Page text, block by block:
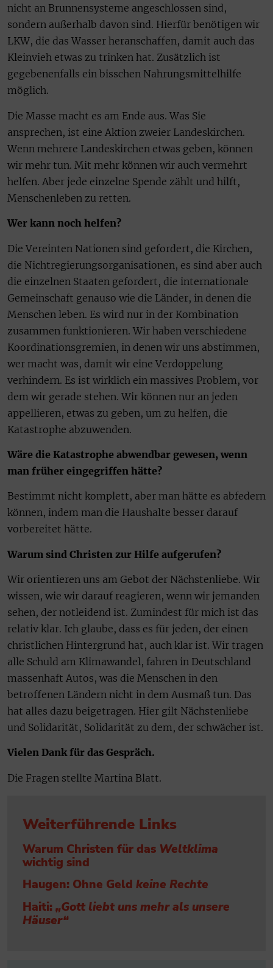
nicht an Brunnensysteme angeschlossen sind,
sondern außerhalb davon sind. Hierfür benötigen wir
LKW, die das Wasser heranschaffen, damit auch das
Kleinvieh etwas zu trinken hat. Zusätzlich ist
gegebenenfalls ein bisschen Nahrungsmittelhilfe
möglich.
Die Masse macht es am Ende aus. Was Sie
ansprechen, ist eine Aktion zweier Landeskirchen.
Wenn mehrere Landeskirchen etwas geben, können
wir mehr tun. Mit mehr können wir auch vermehrt
helfen. Aber jede einzelne Spende zählt und hilft,
Menschenleben zu retten.
Wer kann noch helfen?
Die Vereinten Nationen sind gefordert, die Kirchen,
die Nichtregierungsorganisationen, es sind aber auch
die einzelnen Staaten gefordert, die internationale
Gemeinschaft genauso wie die Länder, in denen die
Menschen leben. Es wird nur in der Kombination
zusammen funktionieren. Wir haben verschiedene
Koordinationsgremien, in denen wir uns abstimmen,
wer macht was, damit wir eine Verdoppelung
verhindern. Es ist wirklich ein massives Problem, vor
dem wir gerade stehen. Wir können nur an jeden
appellieren, etwas zu geben, um zu helfen, die
Katastrophe abzuwenden.
Wäre die Katastrophe abwendbar gewesen, wenn
man früher eingegriffen hätte?
Bestimmt nicht komplett, aber man hätte es abfedern
können, indem man die Haushalte besser darauf
vorbereitet hätte.
Warum sind Christen zur Hilfe aufgerufen?
Wir orientieren uns am Gebot der Nächstenliebe. Wir
wissen, wie wir darauf reagieren, wenn wir jemanden
sehen, der notleidend ist. Zumindest für mich ist das
relativ klar. Ich glaube, dass es für jeden, der einen
christlichen Hintergrund hat, auch klar ist. Wir tragen
alle Schuld am Klimawandel, fahren in Deutschland
massenhaft Autos, was die Menschen in den
betroffenen Ländern nicht in dem Ausmaß tun. Das
hat alles dazu beigetragen. Hier gilt Nächstenliebe
und Solidarität, Solidarität zu dem, der schwächer ist.
Vielen Dank für das Gespräch.
Die Fragen stellte Martina Blatt.
Weiterführende Links
Warum Christen für das Weltklima
wichtig sind
Haugen: Ohne Geld keine Rechte
Haiti: „Gott liebt uns mehr als unsere
Häuser“